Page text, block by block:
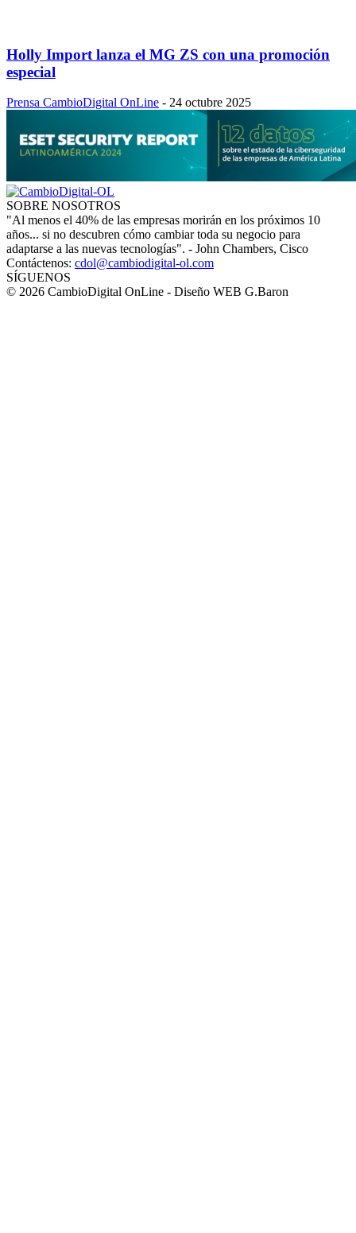
Holly Import lanza el MG ZS con una promoción
especial
Prensa CambioDigital OnLine - 24 octubre 2025
SOBRE NOSOTROS
"Al menos el 40% de las empresas morirán en los próximos 10
años... si no descubren cómo cambiar toda su negocio para
adaptarse a las nuevas tecnologías". - John Chambers, Cisco
Contáctenos: cdol@cambiodigital-ol.com
SÍGUENOS
© 2026 CambioDigital OnLine - Diseño WEB G.Baron